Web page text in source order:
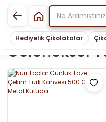
Hediyelik Çikolatalar
Geleneksel